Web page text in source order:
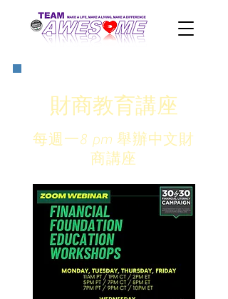
​財商教育講座
每週一8 pm 舉辦中文財
商講座